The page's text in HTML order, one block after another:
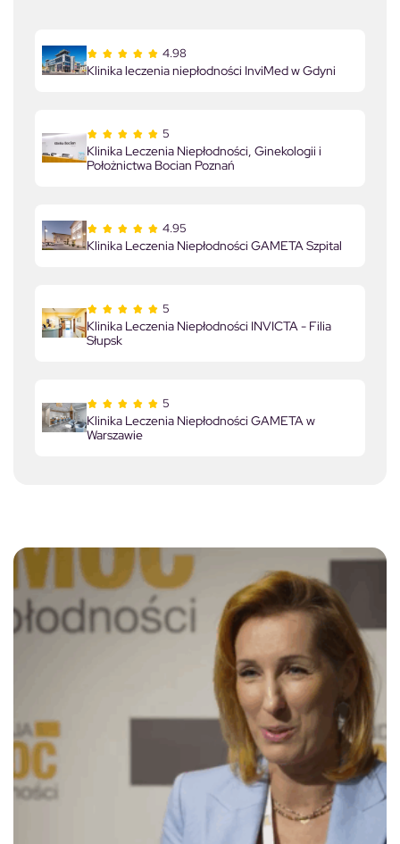
4.98
Klinika leczenia niepłodności InviMed w Gdyni
5
Klinika Leczenia Niepłodności, Ginekologii i
Położnictwa Bocian Poznań
4.95
Klinika Leczenia Niepłodności GAMETA Szpital
5
Klinika Leczenia Niepłodności INVICTA - Filia
Słupsk
5
Klinika Leczenia Niepłodności GAMETA w
Warszawie